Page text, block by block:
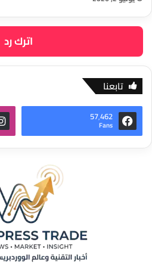
اترك رد
تابعنا
57٬462
Fans